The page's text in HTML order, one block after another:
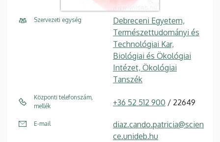
Szervezeti egység
Debreceni Egyetem,
Természettudományi és
Technológiai Kar,
Biológiai és Ökológiai
Intézet, Ökológiai
Tanszék
Központi telefonszám,
mellék
+36 52 512 900 / 22649
E-mail
diaz.cando.patricia@scien
ce.unideb.hu